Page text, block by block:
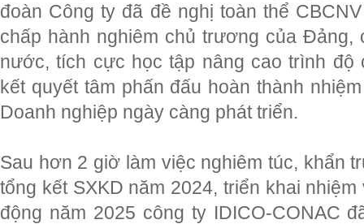
đoàn Công ty đã đề nghị toàn thể
chấp hành nghiêm chủ trương của Đảng,
nước, tích cực học tập nâng cao trình
kết quyết tâm phấn đấu hoàn thành
Doanh nghiệp ngày càng phát triển.
Sau hơn 2 giờ làm việc nghiêm túc, khẩn
tổng kết SXKD năm 2024, triển khai
động năm 2025 công ty IDICO-CONAC